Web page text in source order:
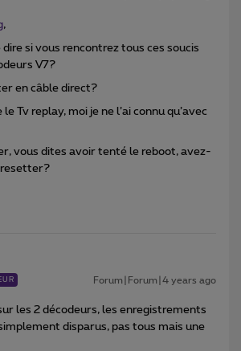
,
si vous rencontrez tous ces soucis
V7?
en câble direct?
Tv replay, moi je ne l’ai connu qu’avec
vous dites avoir tenté le reboot, avez-
resetter?
Forum|Forum|4 years ago
les 2 décodeurs, les enregistrements
disparus, pas tous mais une